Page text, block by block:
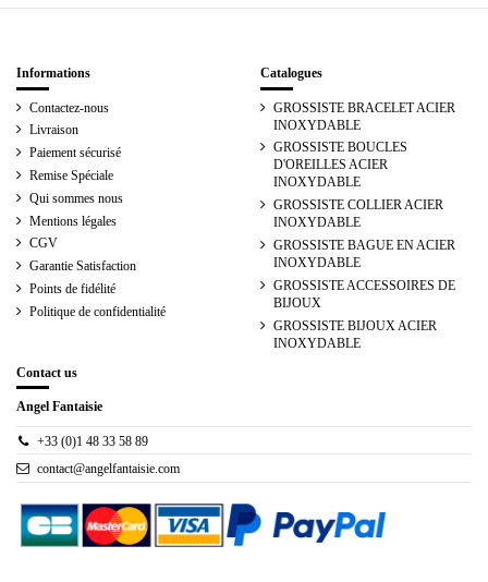
Informations
Contactez-nous
Livraison
Paiement sécurisé
Remise Spéciale
Qui sommes nous
Mentions légales
CGV
Garantie Satisfaction
Points de fidélité
Politique de confidentialité
Catalogues
GROSSISTE BRACELET ACIER
INOXYDABLE
GROSSISTE BOUCLES
D'OREILLES ACIER
INOXYDABLE
GROSSISTE COLLIER ACIER
INOXYDABLE
GROSSISTE BAGUE EN ACIER
INOXYDABLE
GROSSISTE ACCESSOIRES DE
BIJOUX
GROSSISTE BIJOUX ACIER
INOXYDABLE
Contact us
Angel Fantaisie
+33 (0)1 48 33 58 89
contact@angelfantaisie.com